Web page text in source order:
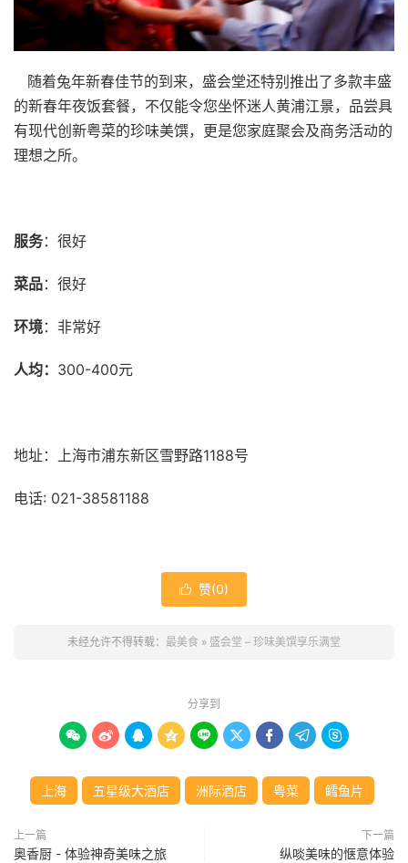
随着兔年新春佳节的到来，盛会堂还特别推出了多款丰盛
的新春年夜饭套餐，不仅能令您坐怀迷人黄浦江景，品尝具
有现代创新粤菜的珍味美馔，更是您家庭聚会及商务活动的
理想之所。
服务：很好
菜品：很好
环境：非常好
人均： 300-400元
地址：上海市浦东新区雪野路1188号
电话: 021-38581188
 赞(0)
未经允许不得转载： 最美食 » 盛会堂 – 珍味美馔享乐满堂
分享到
        
上海 五星级大酒店 洲际酒店 粤菜 鳕鱼片
上一篇
奥香厨 - 体验神奇美味之旅
下一篇
纵啖美味的惬意体验